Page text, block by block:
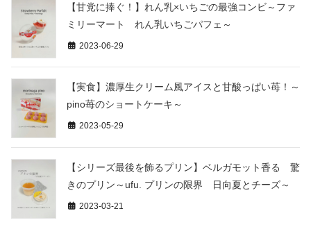
【甘党に捧ぐ！】れん乳×いちごの最強コンビ～ファ
ミリーマート れん乳いちごパフェ～
2023-06-29
【実食】濃厚生クリーム風アイスと甘酸っぱい苺！～
pino苺のショートケーキ～
2023-05-29
【シリーズ最後を飾るプリン】ベルガモット香る 驚
きのプリン～ufu. プリンの限界 日向夏とチーズ～
2023-03-21